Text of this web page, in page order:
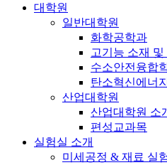
대학원
일반대학원
화학공학과
고기능 소재
수소안전융합
탄소혁신에너
산업대학원
산업대학원 소
편성교과목
실험실 소개
미세공정 & 재료 실